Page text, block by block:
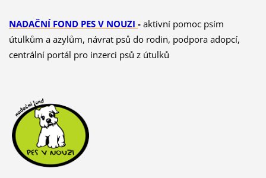
NADAČNÍ FOND PES V NOUZI - aktivní pomoc psím
útulkům a azylům, návrat psů do rodin, podpora adopcí,
centrální portál pro inzerci psů z útulků